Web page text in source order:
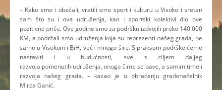
– Kako smo i obećali, vratili smo sport i kulturu u Visoko i sretan
sam što su i ova udruženja, kao i sportski kolektivi dio ove
pozitivne priče. Ove godine smo za podršku izdvojili preko 140.000
KM, a podržali smo udruženja koja su reprezenti našeg grada, ne
samo u Visokom i BiH, već i mnogo šire. S praksom podrške ćemo
nastaviti i u budućnosti, sve s ciljem daljeg
razvoja pomenutih udruženja, onoga čime se bave, a samim time i
razvoja našeg grada. – kazao je u obraćanju gradonačelnik
Mirza Ganić.